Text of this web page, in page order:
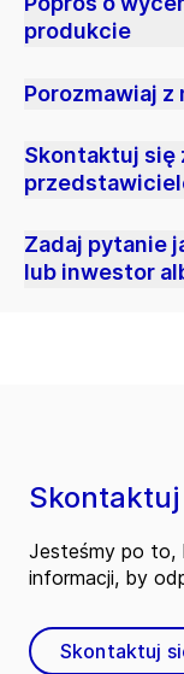
produkcie
Porozmawiaj
Skontaktuj się
Zadaj pytanie
lub inwestor
Skontaktuj
Jesteśmy po to,
informacji, by
Skontaktuj